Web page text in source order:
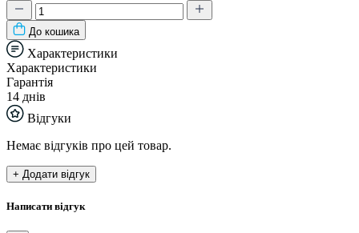
До кошика
Характеристики
Характеристики
Гарантія
14 днів
Відгуки
Немає відгуків про цей товар.
+ Додати відгук
Написати відгук